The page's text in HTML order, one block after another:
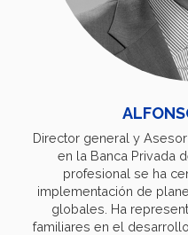
Director general y
en la Banca Privada
profesional se ha
implementación de
globales. Ha
familiares en el